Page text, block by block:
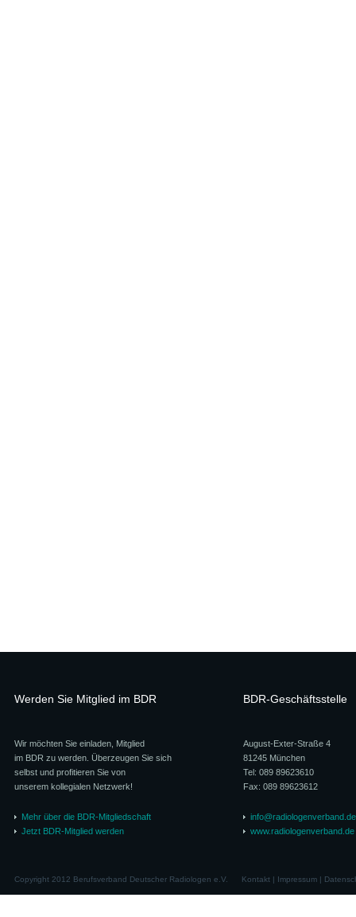
Werden Sie Mitglied im BDR
Wir möchten Sie einladen, Mitglied
im BDR zu werden. Überzeugen Sie sich
selbst und profitieren Sie von
unserem kollegialen Netzwerk!
Mehr über die BDR-Mitgliedschaft
Jetzt BDR-Mitglied werden
BDR-Geschäftsstelle
August-Exter-Straße 4
81245 München
Tel: 089 89623610
Fax: 089 89623612
info@radiologenverband.de
www.radiologenverband.de
Copyright 2012 Berufsverband Deutscher Radiologen e.V. Kontakt| Impressum|